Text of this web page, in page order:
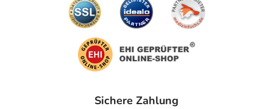
Sichere Zahlung